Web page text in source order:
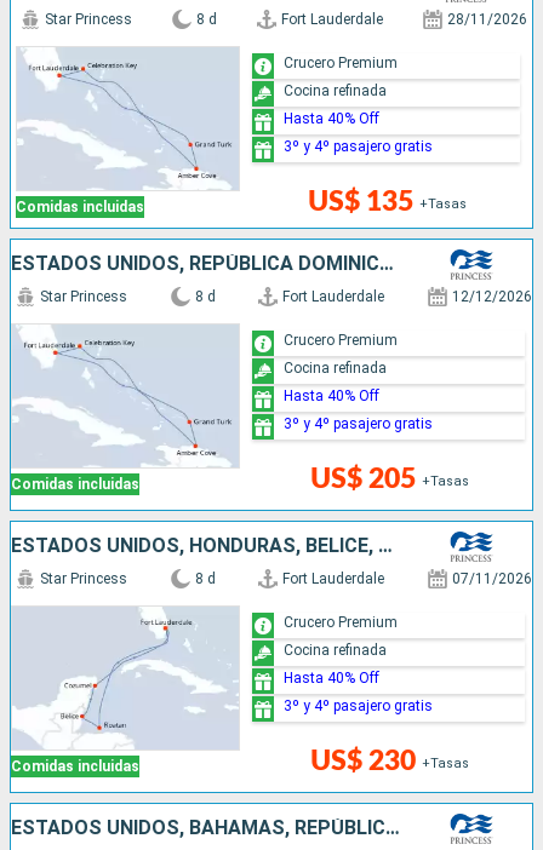
Comidas incluidas
Star Princess 8 d Fort Lauderdale 28/11/2026
US$ 135 +Tasas
Crucero Premium
Cocina refinada
Hasta 40% Off
3º y 4º pasajero gratis
ESTADOS UNIDOS, REPÚBLICA DOMINICANA, BAHAMAS
Comidas incluidas
Star Princess 8 d Fort Lauderdale 12/12/2026
US$ 205 +Tasas
Crucero Premium
Cocina refinada
Hasta 40% Off
3º y 4º pasajero gratis
ESTADOS UNIDOS, HONDURAS, BELICE, MÉXICO
Comidas incluidas
Star Princess 8 d Fort Lauderdale 07/11/2026
US$ 230 +Tasas
Crucero Premium
Cocina refinada
Hasta 40% Off
3º y 4º pasajero gratis
ESTADOS UNIDOS, BAHAMAS, REPÚBLICA DOMINICANA